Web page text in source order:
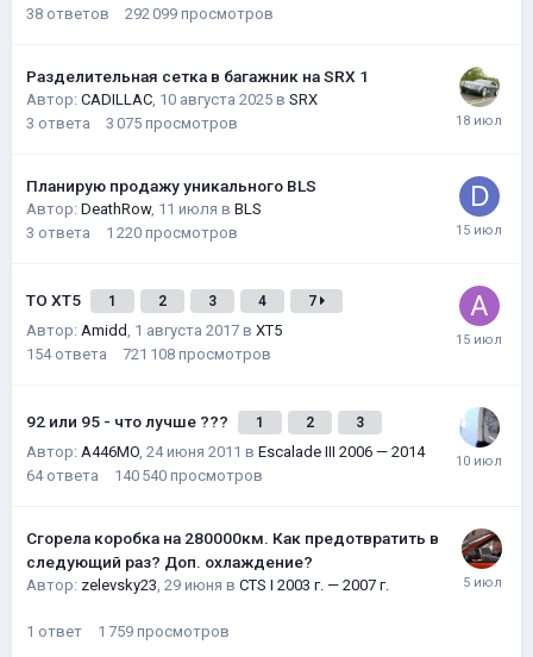
38 ответов 292 099 просмотров
Разделительная сетка в багажник на SRX 1
Автор: CADILLAC, 10 августа 2025 в SRX
3 ответа 3 075 просмотров
Планирую продажу уникального BLS
Автор: DeathRow, 11 июля в BLS
3 ответа 1 220 просмотров
ТО XT5 1 2 3 4 7
Автор: Amidd, 1 августа 2017 в XT5
154 ответа 721 108 просмотров
92 или 95 - что лучше ??? 1 2 3
Автор: A446MO, 24 июня 2011 в Escalade III 2006 — 2014
64 ответа 140 540 просмотров
Сгорела коробка на 280000км. Как предотвратить в
следующий раз? Доп. охлаждение?
Автор: zelevsky23, 29 июня в CTS I 2003 г. — 2007 г.
1 ответ 1 759 просмотров